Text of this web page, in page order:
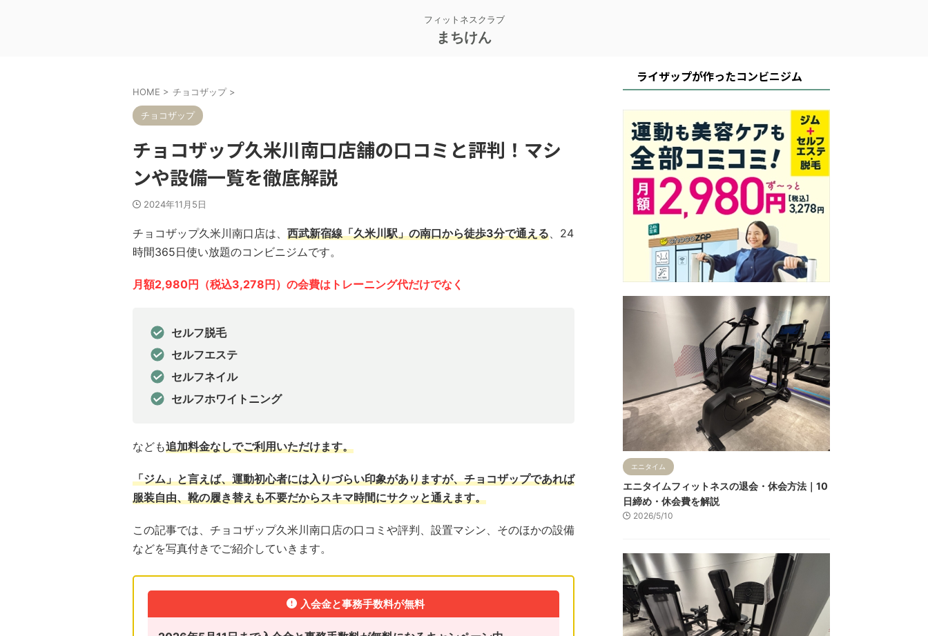
フィットネスクラブ
まちけん
HOME > チョコザップ >
チョコザップ
チョコザップ久米川南口店舗の口コミと評判！マシ
ンや設備一覧を徹底解説
2024年11月5日
チョコザップ久米川南口店は、 西武新宿線「久米川駅」の南口から徒歩3分で通える、24
時間365日使い放題のコンビニジムです。
月額2,980円（税込3,278円）の会費はトレーニング代だけでなく
セルフ脱毛
セルフエステ
セルフネイル
セルフホワイトニング
なども追加料金なしでご利用いただけます。
「ジム」と言えば、運動初心者には入りづらい印象がありますが、チョコザップであれば
服装自由、靴の履き替えも不要だからスキマ時間にサクッと通えます。
この記事では、チョコザップ久米川南口店の口コミや評判、設置マシン、そのほかの設備
などを写真付きでご紹介していきます。
入会金と事務手数料が無料
ライザップが作ったコンビニジム
エニタイム
エニタイムフィットネスの退会・休会方法｜10
日締め・休会費を解説
2026/5/10